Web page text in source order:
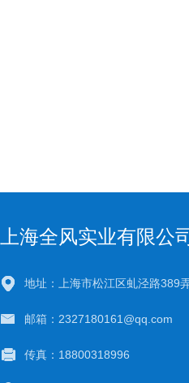
上海全风实业有限公
地址：上海市松江区虬泾路389
邮箱：2327180161@qq.com
传真：18800318996